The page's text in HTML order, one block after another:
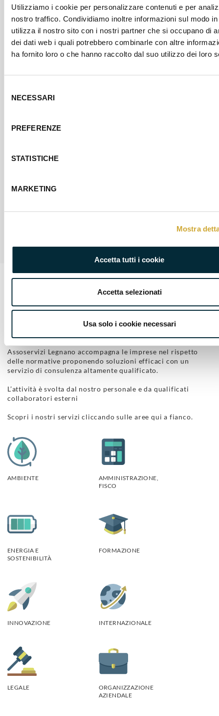
Utilizziamo i cookie per personalizzare contenuti e per
nostro traffico. Condividiamo inoltre informazioni sul modo
utilizza il nostro sito con i nostri partner che si occupano di
dei dati web i quali potrebbero combinarle con altre
ha fornito loro o che hanno raccolto dal suo utilizzo dei loro
delNECESSARI
PREFERENZE
STATISTICHE
MARKETING
Mostra
Accetta tutti i cookie
Accetta selezionati
Usa solo i cookie necessari
formazione
iniziale
obbligatoria
Non è più
Ti sosteniamo attraverso un’ampia offerta di
servizi di consulenza
Assoservizi Legnano accompagna le imprese nel rispetto
delle normative proponendo soluzioni efficaci con un
servizio di consulenza altamente qualificato.
L’attività è svolta dal nostro personale e da qualificati
collaboratori esterni
Scopri i nostri servizi cliccando sulle aree qui a fianco.
AMBIENTE
AMMINISTRAZIONE,
FISCO
ENERGIA E
SOSTENIBILITÀ
FORMAZIONE
INNOVAZIONE INTERNAZIONALE
LEGALE
ORGANIZZAZIONE
AZIENDALE